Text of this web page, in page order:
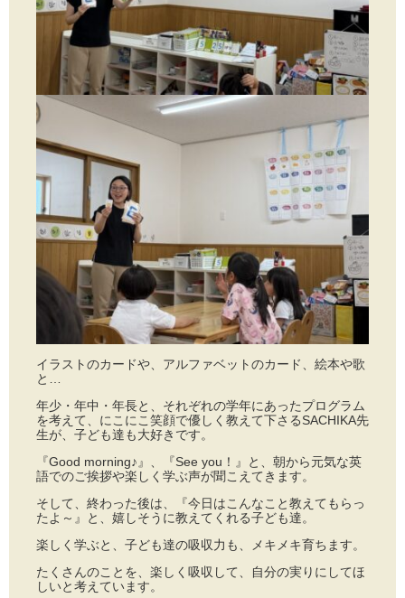
イラストのカードや、アルファベットのカード、絵本や歌
と…
年少・年中・年長と、それぞれの学年にあったプログラム
を考えて、にこにこ笑顔で優しく教えて下さるSACHIKA先
生が、子ども達も大好きです。
『Good morning♪』、『See you！』と、朝から元気な英
語でのご挨拶や楽しく学ぶ声が聞こえてきます。
そして、終わった後は、『今日はこんなこと教えてもらっ
たよ～』と、嬉しそうに教えてくれる子ども達。
楽しく学ぶと、子ども達の吸収力も、メキメキ育ちます。
たくさんのことを、楽しく吸収して、自分の実りにしてほ
しいと考えています。